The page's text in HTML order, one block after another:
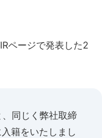
ページで発表した2
、同じく弊社取締
籍をいたしまし